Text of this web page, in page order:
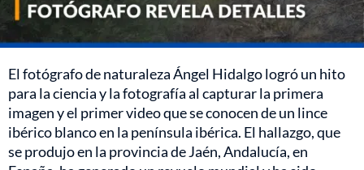
El fotógrafo de naturaleza Ángel Hidalgo logró un hito
para la ciencia y la fotografía al capturar la primera
imagen y el primer video que se conocen de un lince
ibérico blanco en la península ibérica. El hallazgo, que
se produjo en la provincia de Jaén, Andalucía, en